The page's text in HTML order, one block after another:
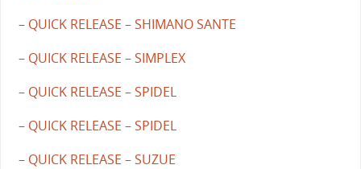
– QUICK RELEASE – SHIMANO SANTE
– QUICK RELEASE – SIMPLEX
– QUICK RELEASE – SPIDEL
– QUICK RELEASE – SPIDEL
– QUICK RELEASE – SUZUE